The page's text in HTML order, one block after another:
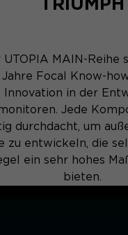
UTOPIA MAIN-Reihe
Focal Know-
Innovation in der
Jede
durchdacht, um
zu entwickeln, die
ein sehr hohes
bieten.